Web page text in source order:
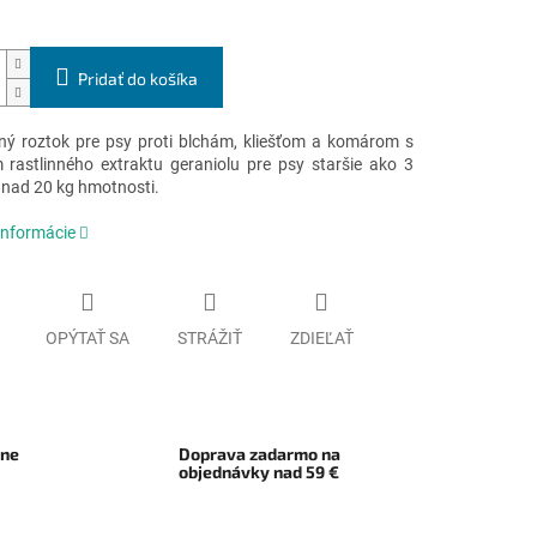
Pridať do košíka
roztok pre psy proti blchám, kliešťom a komárom s
rastlinného extraktu geraniolu pre psy staršie ako 3
20 kg hmotnosti.
OPÝTAŤ SA STRÁŽIŤ ZDIEĽAŤ
Doprava zadarmo na
objednávky nad 59 €